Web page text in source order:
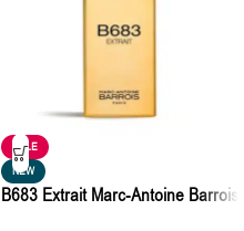
SALE
NEW
B683 Extrait Marc-Antoine Barrois